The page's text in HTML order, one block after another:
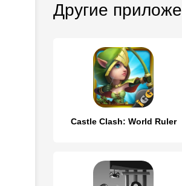
Другие
Castle Clash: World Ruler